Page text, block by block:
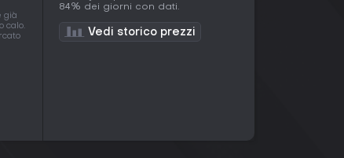
già
calo.
84% dei giorni con dati.
Vedi storico prezzi